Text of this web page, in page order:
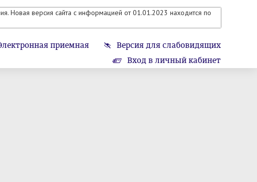
Новая версия сайта с информацией от 01.01.2023 находится по
приемная
Версия для слабовидящих
Вход в личный кабинет